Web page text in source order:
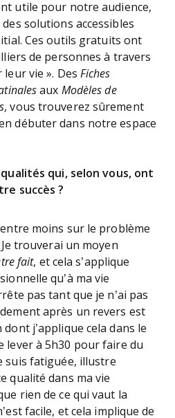
utile pour notre audience,
solutions accessibles
Ces outils gratuits ont
de personnes à travers
leur vie ». Des Fiches
aux Modèles de
, vous trouverez sûrement
débuter dans notre espace
qui, selon vous, ont
succès ?
moins sur le problème
trouverai un moyen
fait, et cela s’applique
qu’à ma vie
pas tant que je n’ai pas
après un revers est
j’applique cela dans le
lever à 5h30 pour faire du
suis fatiguée, illustre
qualité dans ma vie
rien de ce qui vaut la
facile, et cela implique de